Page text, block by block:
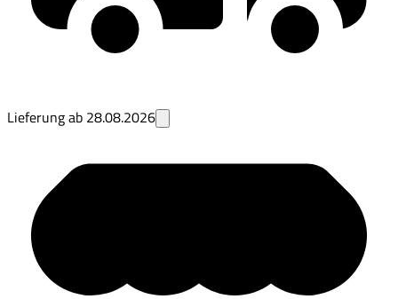
Lieferung ab 28.08.2026